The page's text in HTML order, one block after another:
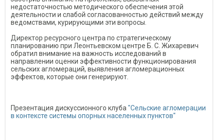
недостаточностью методического обеспечения этой
деятельности и слабой согласованностью действий между
ведомствами, курирующими эти вопросы.
Директор ресурсного центра по стратегическому
планированию при Леонтьевском центре Б. С. Жихаревич
обратил внимание на важность исследований в
направлении оценки эффективности функционирования
сельских агломераций, выявления агломерационных
эффектов, которые они генерируют.
Презентация дискуссионного клуба "Сельские агломерации
в контексте системы опорных населенных пунктов"